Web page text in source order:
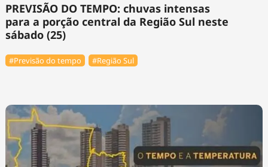
PREVISÃO DO TEMPO: chuvas intensas
para a porção central da Região Sul neste
sábado (25)
#Previsão do tempo #Região Sul